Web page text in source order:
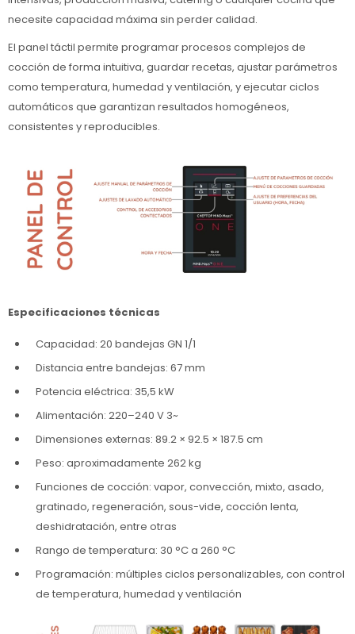
necesite capacidad máxima sin perder calidad.
El panel táctil permite programar procesos complejos de
cocción de forma intuitiva, guardar recetas, ajustar parámetros
como temperatura, humedad y ventilación, y ejecutar ciclos
automáticos que garantizan resultados homogéneos,
consistentes y reproducibles.
Especificaciones técnicas
Capacidad: 20 bandejas GN 1/1
Distancia entre bandejas: 67 mm
Potencia eléctrica: 35,5 kW
Alimentación: 220–240 V 3~
Dimensiones externas: 89.2 × 92.5 × 187.5 cm
Peso: aproximadamente 262 kg
Funciones de cocción: vapor, convección, mixto, asado,
gratinado, regeneración, sous-vide, cocción lenta,
deshidratación, entre otras
Rango de temperatura: 30 °C a 260 °C
Programación: múltiples ciclos personalizables, con control
de temperatura, humedad y ventilación